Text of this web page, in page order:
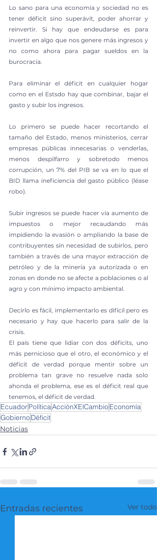
Lo sano para una economía y sociedad no es
tener déficit sino superávit, poder ahorrar y
reinvertir. Si hay que endeudarse es para
invertir en algo que nos genere más ingresos y
no como ahora para pagar sueldos en la
burocracia.
Para eliminar el déficit en cualquier hogar
como en el Estsdo hay que combinar, bajar el
gasto y subir los ingresos.
Lo primero se puede hacer recortando el
tamaño del Estado, menos ministerios, cerrar
empresas públicas innecesarias o venderlas,
menos despilfarro y sobretodo menos
corrupción, un 7% del PIB se va en lo que el
BID llama ineficiencia del gasto público (léase
robo).
Subir ingresos se puede hacer vía aumento de
impuestos o mejor recaudando más
impidiendo la evasión o ampliando la base de
contribuyentes sin necesidad de subirlos, pero
también a través de una mayor extracción de
petróleo y de la minería ya autorizada o en
zonas en donde no se afecte a poblaciones o al
agro y con mínimo impacto ambiental.
Decirlo es fácil, implementarlo es difícil pero es
necesario y hay que hacerlo para salir de la
crisis.
El país tiene que lidiar con dos déficits, uno
más pernicioso que el otro, el económico y el
déficit de verdad porque mentir sobre un
problema tan grave no resuelve nada solo
ahonda el problema, ese es el déficit real que
tenemos, el déficit de verdad.
EcuadorPolíticaAcciónXElCambioEconomía
GobiernoDéficit
Noticias
Entradas recientes Ver todo